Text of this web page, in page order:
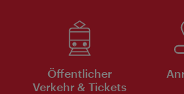
Öffentlicher
Verkehr & Tickets